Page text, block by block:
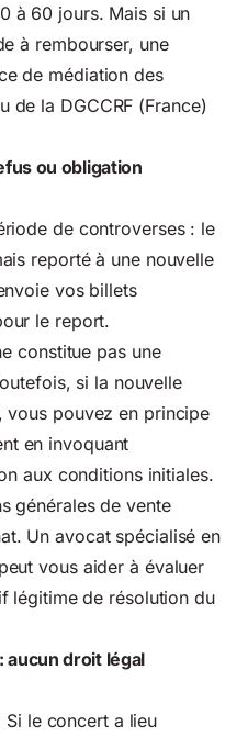
à 60 jours. Mais si un
à rembourser, une
de médiation des
de la DGCCRF (France)
ou obligation
de controverses : le
reporté à une nouvelle
vos billets
le report.
constitue pas une
si la nouvelle
vous pouvez en principe
en invoquant
aux conditions initiales.
générales de vente
Un avocat spécialisé en
vous aider à évaluer
légitime de résolution du
aucun droit légal
le concert a lieu